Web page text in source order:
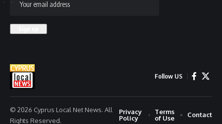
Follow US
© 2026 Cyprus Local Net News. All
Rights Reserved.
Privacy
Policy
Terms
of Use
Contact